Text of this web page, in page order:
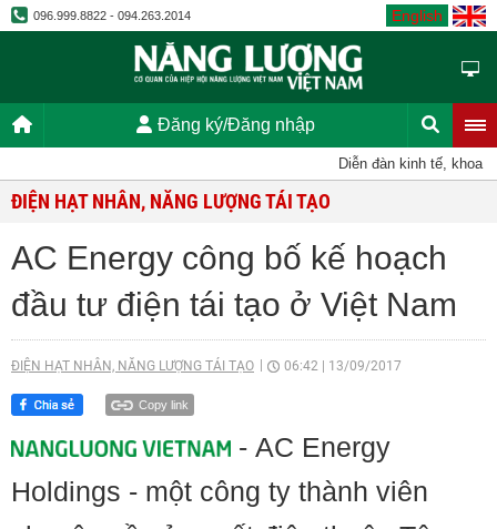
096.999.8822 - 094.263.2014 English
Đăng ký/Đăng nhập
Diễn đàn kinh tế, khoa
ĐIỆN HẠT NHÂN, NĂNG LƯỢNG TÁI TẠO
AC Energy công bố kế hoạch
đầu tư điện tái tạo ở Việt Nam
ĐIỆN HẠT NHÂN, NĂNG LƯỢNG TÁI TẠO 06:42 13/09/2017
Copy link
- AC Energy
Holdings - một công ty thành viên